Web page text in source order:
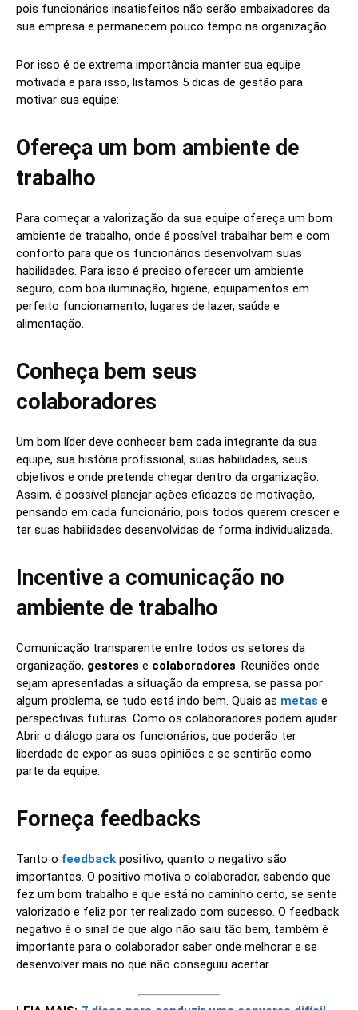
pois funcionários insatisfeitos não serão embaixadores da
sua empresa e permanecem pouco tempo na organização.
Por isso é de extrema importância manter sua equipe
motivada e para isso, listamos 5 dicas de gestão para
motivar sua equipe:
Ofereça um bom ambiente de
trabalho
Para começar a valorização da sua equipe ofereça um bom
ambiente de trabalho, onde é possível trabalhar bem e com
conforto para que os funcionários desenvolvam suas
habilidades. Para isso é preciso oferecer um ambiente
seguro, com boa iluminação, higiene, equipamentos em
perfeito funcionamento, lugares de lazer, saúde e
alimentação.
Conheça bem seus
colaboradores
Um bom líder deve conhecer bem cada integrante da sua
equipe, sua história profissional, suas habilidades, seus
objetivos e onde pretende chegar dentro da organização.
Assim, é possível planejar ações eficazes de motivação,
pensando em cada funcionário, pois todos querem crescer e
ter suas habilidades desenvolvidas de forma individualizada.
Incentive a comunicação no
ambiente de trabalho
Comunicação transparente entre todos os setores da
organização, gestores e colaboradores. Reuniões onde
sejam apresentadas a situação da empresa, se passa por
algum problema, se tudo está indo bem. Quais as metas e
perspectivas futuras. Como os colaboradores podem ajudar.
Abrir o diálogo para os funcionários, que poderão ter
liberdade de expor as suas opiniões e se sentirão como
parte da equipe.
Forneça feedbacks
Tanto o feedback positivo, quanto o negativo são
importantes. O positivo motiva o colaborador, sabendo que
fez um bom trabalho e que está no caminho certo, se sente
valorizado e feliz por ter realizado com sucesso. O feedback
negativo é o sinal de que algo não saiu tão bem, também é
importante para o colaborador saber onde melhorar e se
desenvolver mais no que não conseguiu acertar.